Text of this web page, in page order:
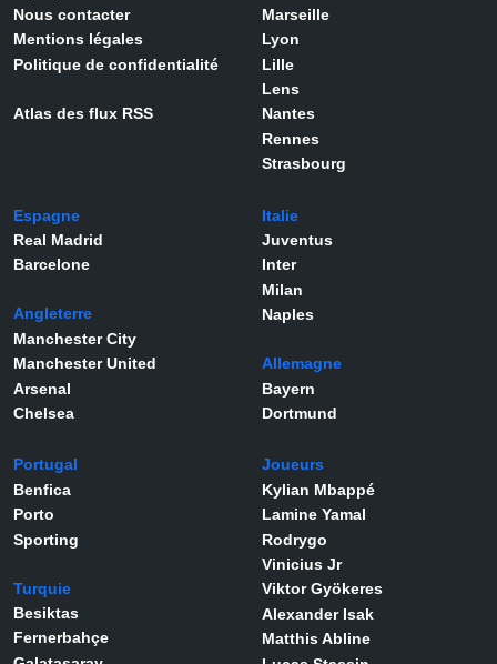
Nous contacter
Mentions légales
Politique de confidentialité
Atlas des flux RSS
Marseille
Lyon
Lille
Lens
Nantes
Rennes
Strasbourg
Espagne
Real Madrid
Barcelone
Angleterre
Manchester City
Manchester United
Arsenal
Chelsea
Italie
Juventus
Inter
Milan
Naples
Allemagne
Bayern
Dortmund
Portugal
Benfica
Porto
Sporting
Turquie
Besiktas
Fernerbahçe
Joueurs
Kylian Mbappé
Lamine Yamal
Rodrygo
Vinicius Jr
Viktor Gyökeres
Alexander Isak
Matthis Abline